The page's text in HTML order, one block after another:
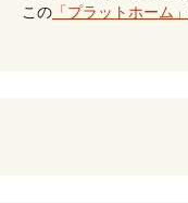
この 「プラットホーム」